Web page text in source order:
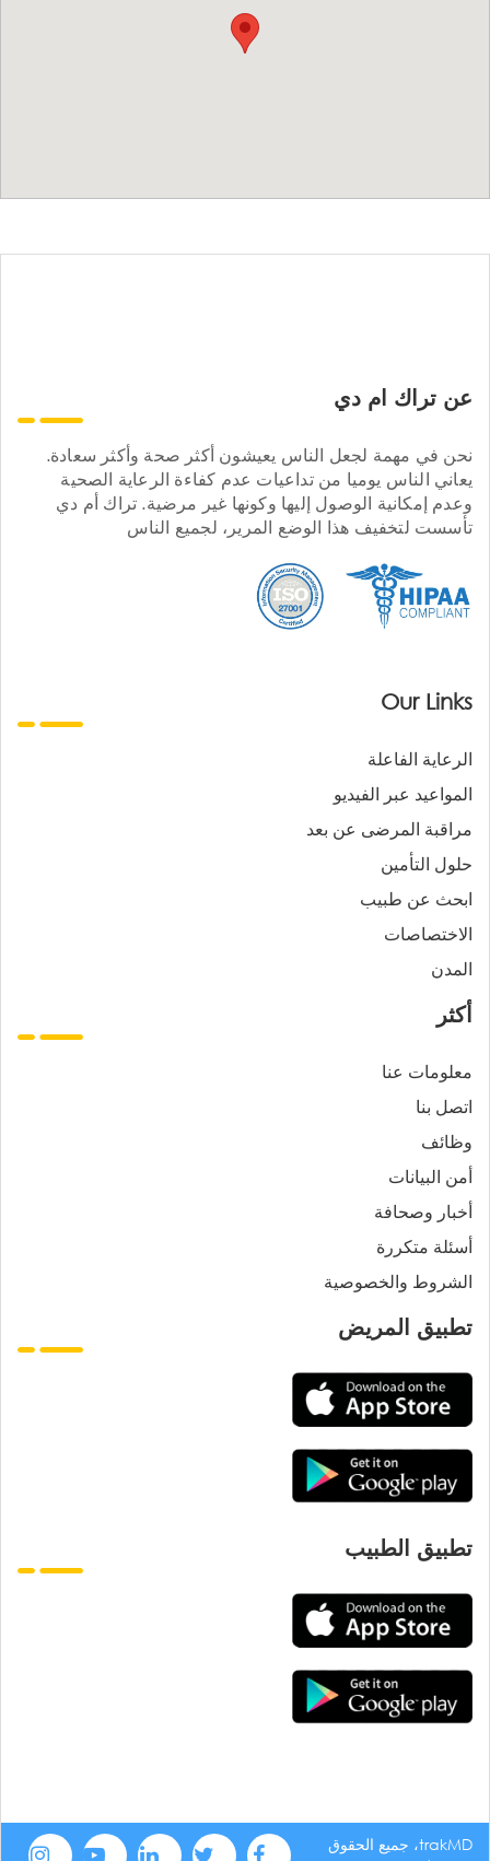
عن تراك ام دي
نحن في مهمة لجعل الناس يعيشون أكثر صحة وأكثر سعادة.
يعاني الناس يوميا من تداعيات عدم كفاءة الرعاية الصحية
وعدم إمكانية الوصول إليها وكونها غير مرضية. تراك أم دي
تأسست لتخفيف هذا الوضع المرير، لجميع الناس
Our Links
الرعاية الفاعلة
المواعيد عبر الفيديو
مراقبة المرضى عن بعد
حلول التأمين
ابحث عن طبيب
الاختصاصات
المدن
أكثر
معلومات عنا
اتصل بنا
وظائف
أمن البيانات
أخبار وصحافة
أسئلة متكررة
الشروط والخصوصية
تطبيق المريض
تطبيق الطبيب
trakMD، جميع الحقوق